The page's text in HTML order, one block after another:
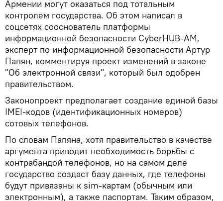
Армении могут оказаться под тотальным
контролем государства. Об этом написал в
соцсетях сооснователь платформы
информационной безопасности CyberHUB-AM,
эксперт по информационной безопасности Артур
Папян, комментируя проект изменений в законе
"Об электронной связи", который был одобрен
правительством.
Законопроект предполагает создание единой базы
IMEI-кодов (идентификационных номеров)
сотовых телефонов.
По словам Папяна, хотя правительство в качестве
аргумента приводит необходимость борьбы с
контрабандой телефонов, но на самом деле
государство создаст базу данных, где телефоны
будут привязаны к sim-картам (обычным или
электронным), а также паспортам. Таким образом,